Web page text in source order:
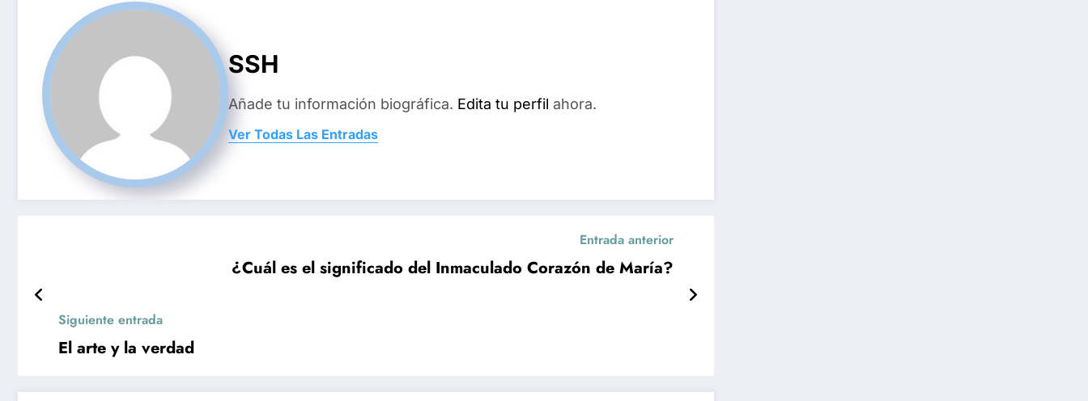
SSH
Añade tu información biográfica. Edita tu perfil ahora.
Ver Todas Las Entradas
Entrada anterior
¿Cuál es el significado del Inmaculado Corazón de María?
Siguiente entrada
El arte y la verdad